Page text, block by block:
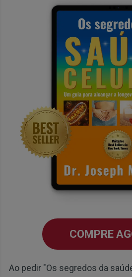
COMPRE
Ao pedir "Os segredos da